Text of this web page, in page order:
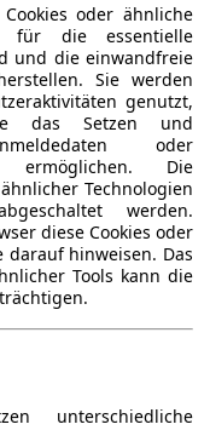
der Angaben
oder ähnliche
für die essentielle
und die einwandfreie
Sie werden
genutzt,
das Setzen und
oder
ermöglichen. Die
Technologien
werden.
diese Cookies oder
darauf hinweisen. Das
Tools kann die
unterschiedliche